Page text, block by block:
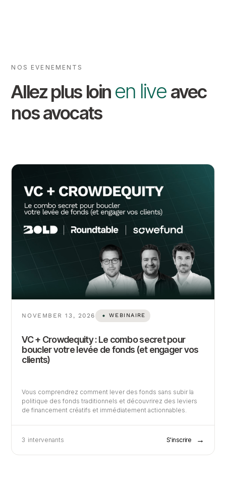
NOS EVENEMENTS
Allez plus loin en live avec
nos avocats
NOVEMBER 13, 2026 WEBINAIRE
VC + Crowdequity : Le combo secret pour
boucler votre levée de fonds (et engager vos
clients)
Vous comprendrez comment lever des fonds sans subir la
politique des fonds traditionnels et découvrirez des leviers
de financement créatifs et immédiatement actionnables.
3 intervenants S'inscrire →